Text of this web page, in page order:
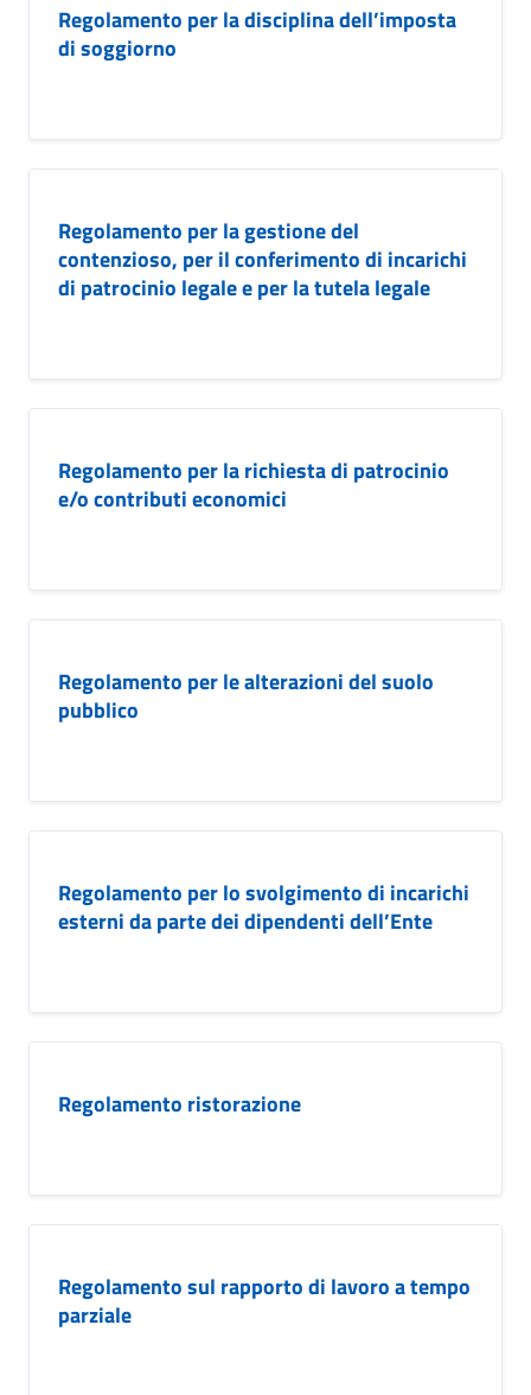
Regolamento per la disciplina dell’imposta
di soggiorno
Regolamento per la gestione del
contenzioso, per il conferimento di incarichi
di patrocinio legale e per la tutela legale
Regolamento per la richiesta di patrocinio
e/o contributi economici
Regolamento per le alterazioni del suolo
pubblico
Regolamento per lo svolgimento di incarichi
esterni da parte dei dipendenti dell’Ente
Regolamento ristorazione
Regolamento sul rapporto di lavoro a tempo
parziale